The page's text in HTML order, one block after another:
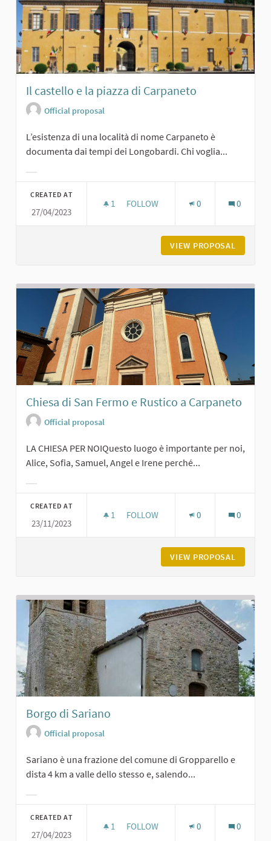
Il castello e la piazza di Carpaneto
Official proposal
L’esistenza di una località di nome Carpaneto è
documenta dai tempi dei Longobardi. Chi voglia...
CREATED AT
27/04/2023
1 1 FOLLOWER
FOLLOW 0 0
VIEW PROPOSAL
Chiesa di San Fermo e Rustico a Carpaneto
Official proposal
LA CHIESA PER NOIQuesto luogo è importante per noi,
Alice, Sofia, Samuel, Angel e Irene perché...
CREATED AT
23/11/2023
1 1 FOLLOWER
FOLLOW 0 0
VIEW PROPOSAL
Borgo di Sariano
Official proposal
Sariano è una frazione del comune di Gropparello e
dista 4 km a valle dello stesso e, salendo...
CREATED AT
27/04/2023
1 1 FOLLOWER
FOLLOW 0 0